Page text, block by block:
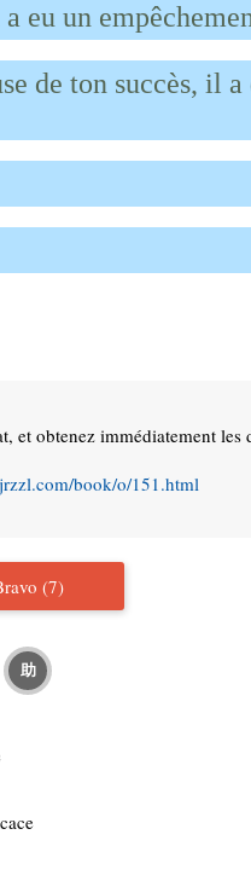
eu un
de ton succès, il
et obtenez immédiatement
book/o/151.html
(7)
助